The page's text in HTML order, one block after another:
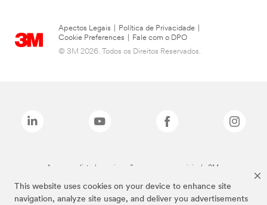
This website uses cookies on your device to enhance site
navigation, analyze site usage, and deliver you advertisements
Apectos Legais Política de Privacidade
Cookie Preferences
Fale com o DPO
© 3M 2026. Todos os Direitos Reservados.
As marcas listadas a cima são marcas comerciais da 3M.